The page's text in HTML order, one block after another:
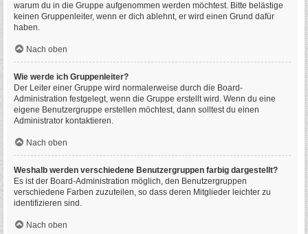
warum du in die Gruppe aufgenommen werden möchtest. Bitte belästige
keinen Gruppenleiter, wenn er dich ablehnt, er wird einen Grund dafür
haben.
Nach oben
Wie werde ich Gruppenleiter?
Der Leiter einer Gruppe wird normalerweise durch die Board-
Administration festgelegt, wenn die Gruppe erstellt wird. Wenn du eine
eigene Benutzergruppe erstellen möchtest, dann solltest du einen
Administrator kontaktieren.
Nach oben
Weshalb werden verschiedene Benutzergruppen farbig dargestellt?
Es ist der Board-Administration möglich, den Benutzergruppen
verschiedene Farben zuzuteilen, so dass deren Mitglieder leichter zu
identifizieren sind.
Nach oben